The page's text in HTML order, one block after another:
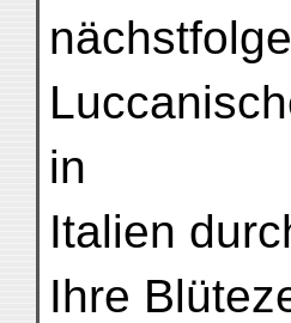
in
Italien
Ihre